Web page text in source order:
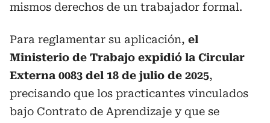
mismos derechos de un trabajador formal.
Para reglamentar su aplicación, el
Ministerio de Trabajo expidió la Circular
Externa 0083 del 18 de julio de 2025,
precisando que los practicantes vinculados
bajo Contrato de Aprendizaje y que se